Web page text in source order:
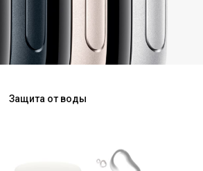
Защита от воды